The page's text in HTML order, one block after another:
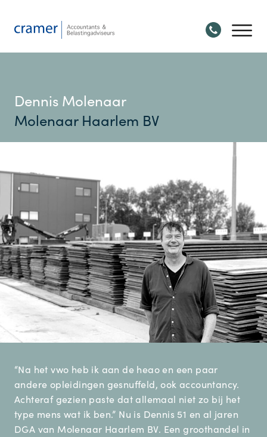
Dennis Molenaar
Molenaar Haarlem BV
“Na het vwo heb ik aan de heao en een paar
andere opleidingen gesnuffeld, ook accountancy.
Achteraf gezien paste dat allemaal niet zo bij het
type mens wat ik ben.” Nu is Dennis 51 en al jaren
DGA van Molenaar Haarlem BV. Een groothandel in